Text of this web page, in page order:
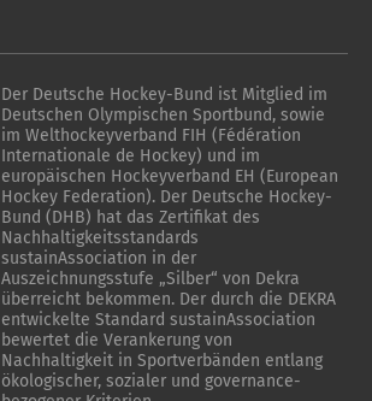
Der Deutsche Hockey-Bund ist Mitglied im
Deutschen Olympischen Sportbund, sowie
im Welthockeyverband FIH (Fédération
Internationale de Hockey) und im
europäischen Hockeyverband EH (European
Hockey Federation). Der Deutsche Hockey-
Bund (DHB) hat das Zertifikat des
Nachhaltigkeitsstandards
sustainAssociation in der
Auszeichnungsstufe „Silber“ von Dekra
überreicht bekommen. Der durch die DEKRA
entwickelte Standard sustainAssociation
bewertet die Verankerung von
Nachhaltigkeit in Sportverbänden entlang
ökologischer, sozialer und governance-